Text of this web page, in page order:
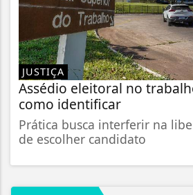
JUSTIÇA
Assédio eleitoral no
como identificar
Prática busca interferir na
de escolher candidato